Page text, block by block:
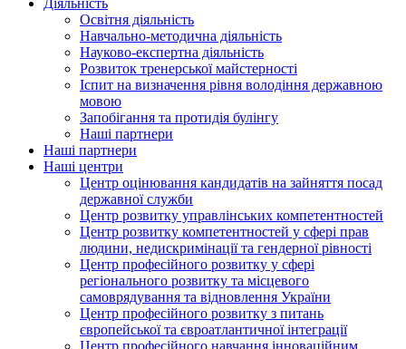
Діяльність
Освітня діяльність
Навчально-методична діяльність
Науково-експертна діяльність
Розвиток тренерської майстерності
Іспит на визначення рівня володіння державною
мовою
Запобігання та протидія булінгу
Наші партнери
Наші партнери
Наші центри
Центр оцінювання кандидатів на зайняття посад
державної служби
Центр розвитку управлінських компетентностей
Центр розвитку компетентностей у сфері прав
людини, недискримінації та гендерної рівності
Центр професійного розвитку у сфері
регіонального розвитку та місцевого
самоврядування та відновлення України
Центр професійного розвитку з питань
європейської та євроатлантичної інтеграції
Центр професійного навчання інноваційним